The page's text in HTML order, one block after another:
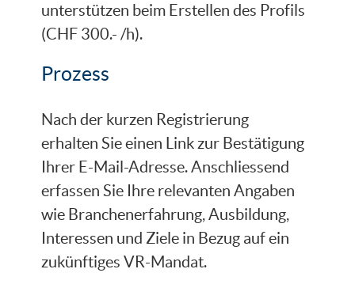
unterstützen beim Erstellen des Profils
(CHF 300.- /h).
Prozess
Nach der kurzen Registrierung
erhalten Sie einen Link zur Bestätigung
Ihrer E-Mail-Adresse. Anschliessend
erfassen Sie Ihre relevanten Angaben
wie Branchenerfahrung, Ausbildung,
Interessen und Ziele in Bezug auf ein
zukünftiges VR-Mandat.